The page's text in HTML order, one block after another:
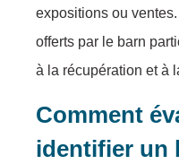
expositions ou
offerts par le barn
à la récupération et à
Comment
identifier un